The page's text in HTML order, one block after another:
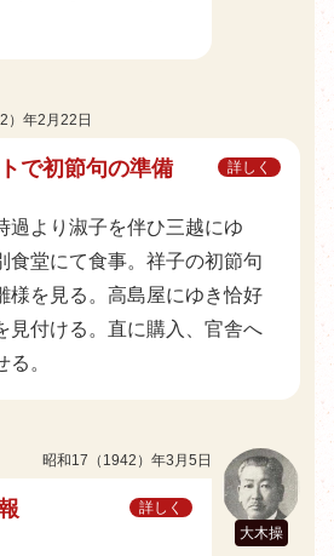
）年2月22日
で初節句の準備 詳しく
過より淑子を伴ひ三越にゆ
食堂にて食事。祥子の初節句
様を見る。高島屋にゆき恰好
見付ける。直に購入、官舎へ
る。
大木操
昭和17（1942）年3月5日
詳しく